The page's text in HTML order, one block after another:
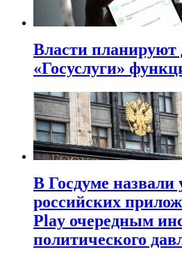
Власти планируют
«Госуслуги»
В Госдуме назвали
российских
Play очередным
политического